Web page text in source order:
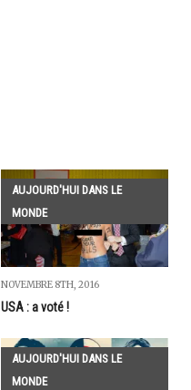
AUJOURD'HUI DANS LE
MONDE
NOVEMBRE 8TH, 2016
USA : a voté !
AUJOURD'HUI DANS LE
MONDE